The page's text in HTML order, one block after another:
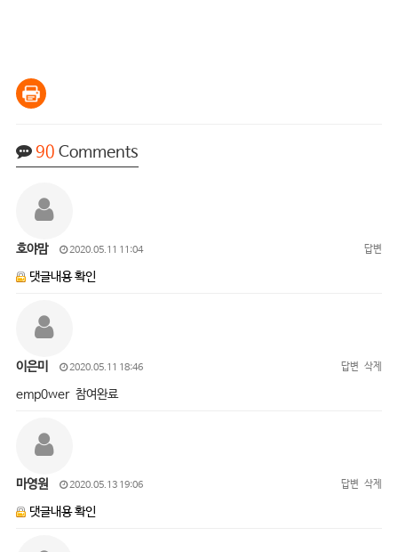
90 Comments
호야맘 2020.05.11 11:04 답변
댓글내용 확인
이은미 2020.05.11 18:46 답변 삭제
emp0wer 참여완료
마영원 2020.05.13 19:06 답변 삭제
댓글내용 확인